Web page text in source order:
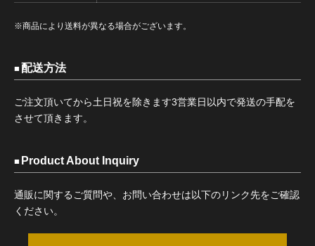
※商品により送料が異なる場合がございます。
配送方法
ご注文頂いてから土日祝を除きます3営業日以内で発送の手配を
させて頂きます。
Product About Inquiry
通販に関するご質問や、お問い合わせは以下のリンク先をご確認
ください。